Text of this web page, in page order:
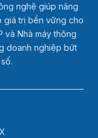
nghệ giúp nâng
giá trị bền vững cho
và Nhà máy thông
doanh nghiệp bứt